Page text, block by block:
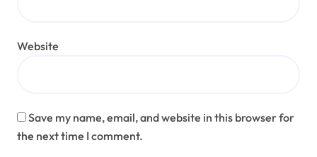
Website
Save my name, email, and website in this browser for
the next time I comment.